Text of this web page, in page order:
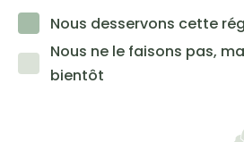
Nous desservons cette
Nous ne le faisons pas,
bientôt